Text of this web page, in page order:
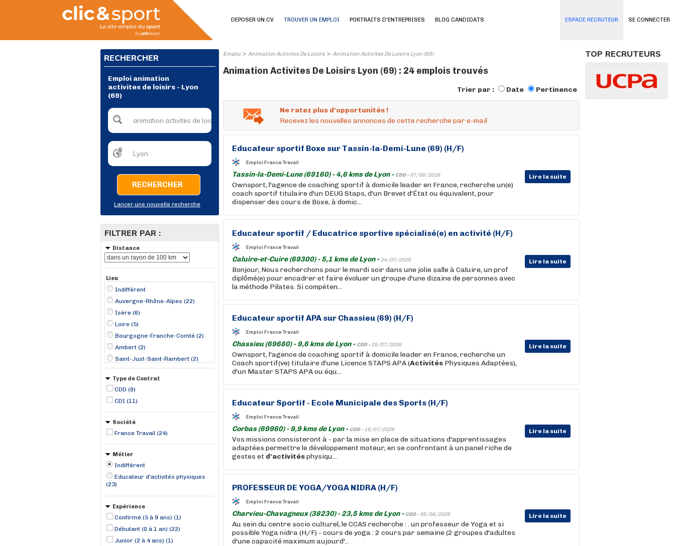
SE CONNECTER
DEPOSER UN CV TROUVER UN EMPLOI PORTRAITS D'ENTREPRISES BLOG CANDIDATS ESPACE RECRUTEUR
RECHERCHER
Emploi animation
activites de loisirs - Lyon
(69)
RECHERCHER
Lancer une nouvelle recherche
FILTRER PAR :
Distance
Lieu
Indifférent
Auvergne-Rhône-Alpes (22)
Isère (6)
Loire (5)
Bourgogne-Franche-Comté (2)
Ambert (2)
Saint-Just-Saint-Rambert (2)
Caluire-et-Cuire (1)
Chambéry (1)
Charvieu-Chavagneux (1)
Chassieu (1)
L'Isle-d'Abeau (1)
Type de Contrat
CDD (9)
CDI (11)
Société
France Travail (24)
Métier
Indifférent
Educateur d'activités physiques
(23)
Expérience
Confirmé (5 à 9 ans) (1)
Débutant (0 à 1 an) (22)
Junior (2 à 4 ans) (1)
Emploi> Animation Activites De Loisirs> Animation Activites De Loisirs Lyon (69)
Animation Activites De Loisirs Lyon (69) : 24 emplois trouvés
Trier par : Date Pertinence
Ne ratez plus d'opportunités !
Recevez les nouvelles annonces de cette recherche par e-mail
Educateur sportif Boxe sur Tassin-la-Demi-Lune (69) (H/F)
Emploi France Travail
Tassin-la-Demi-Lune (69160) - 4,6 kms de Lyon - CDD - 07/08/2026 Lire la suite
Ownsport, l'agence de coaching sportif à domicile leader en France, recherche un(e)
coach sportif titulaire d'un DEUG Staps, d'un Brevet d'État ou équivalent, pour
dispenser des cours de Boxe, à domic...
Educateur sportif / Educatrice sportive spécialisé(e) en activité (H/F)
Emploi France Travail
Caluire-et-Cuire (69300) - 5,1 kms de Lyon - 24/07/2026 Lire la suite
Bonjour, Nous recherchons pour le mardi soir dans une jolie salle à Caluire, un prof
diplômé(e) pour encadrer et faire évoluer un groupe d'une dizaine de personnes avec
la méthode Pilates. Si compéten...
Educateur sportif APA sur Chassieu (69) (H/F)
Emploi France Travail
Chassieu (69680) - 9,6 kms de Lyon - CDD - 25/07/2026 Lire la suite
Ownsport, l'agence de coaching sportif à domicile leader en France, recherche un
Coach sportif(ve) titulaire d'une Licence STAPS APA (Activités Physiques Adaptées),
d'un Master STAPS APA ou équ...
Educateur Sportif - Ecole Municipale des Sports (H/F)
Emploi France Travail
Corbas (69960) - 9,9 kms de Lyon - CDD - 18/07/2026 Lire la suite
Vos missions consisteront à - par la mise en place de situations d'apprentissages
adaptées permettre le développement moteur, en se confrontant à un panel riche de
gestes et d'activitésphysiqu...
PROFESSEUR DE YOGA/YOGA NIDRA (H/F)
Emploi France Travail
Charvieu-Chavagneux (38230) - 23,5 kms de Lyon - CDD - 05/08/2026 Lire la suite
Au sein du centre socio culturel, le CCAS recherche : . un professeur de Yoga et si
possible Yoga nidra (H/F) - cours de yoga : 2 cours par semaine (2 groupes d'adultes
d'une capacité maximum aujourd'...
TOP RECRUTEURS